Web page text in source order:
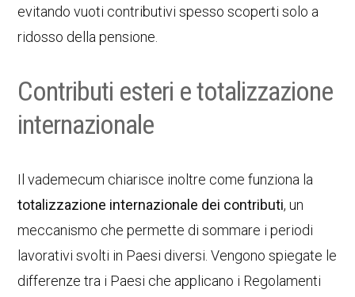
evitando vuoti contributivi spesso scoperti solo a
ridosso della pensione.
Contributi esteri e totalizzazione
internazionale
Il vademecum chiarisce inoltre come funziona la
totalizzazione internazionale dei contributi, un
meccanismo che permette di sommare i periodi
lavorativi svolti in Paesi diversi. Vengono spiegate le
differenze tra i Paesi che applicano i Regolamenti